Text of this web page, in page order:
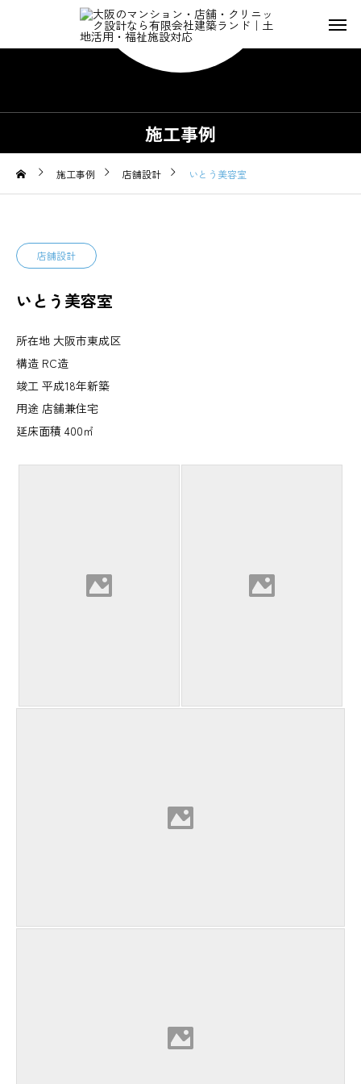
施工事例
施工事例 店舗設計 いとう美容室
店舗設計
いとう美容室
所在地 大阪市東成区
構造 RC造
竣工 平成18年新築
用途 店舗兼住宅
延床面積 400㎡